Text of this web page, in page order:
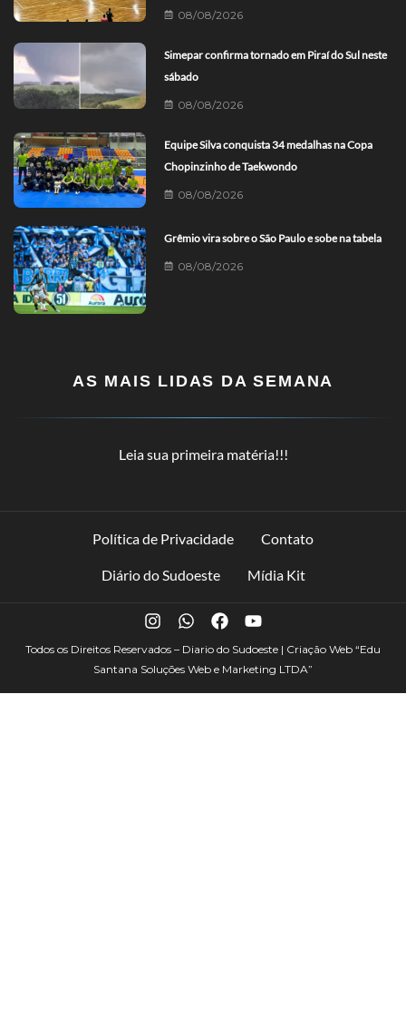
08/08/2026
Simepar confirma tornado em Piraí do Sul neste
sábado
08/08/2026
Equipe Silva conquista 34 medalhas na Copa
Chopinzinho de Taekwondo
08/08/2026
Grêmio vira sobre o São Paulo e sobe na tabela
08/08/2026
AS MAIS LIDAS DA SEMANA
Leia sua primeira matéria!!!
Política de Privacidade Contato
Diário do Sudoeste Mídia Kit
Todos os Direitos Reservados – Diario do Sudoeste | Criação Web “Edu
Santana Soluções Web e Marketing LTDA”